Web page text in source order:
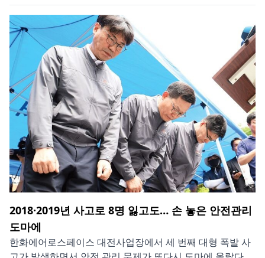
2018·2019년 사고로 8명 잃고도… 손 놓은 안전관리
도마에
한화에어로스페이스 대전사업장에서 세 번째 대형 폭발 사